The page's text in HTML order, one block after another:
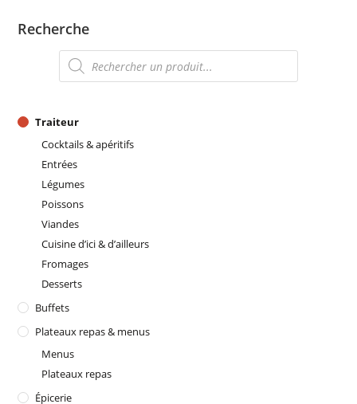
Recherche
Recherche
de
produits
Traiteur
Cocktails & apéritifs
Entrées
Légumes
Poissons
Viandes
Cuisine d’ici & d’ailleurs
Fromages
Desserts
Buffets
Plateaux repas & menus
Menus
Plateaux repas
Épicerie